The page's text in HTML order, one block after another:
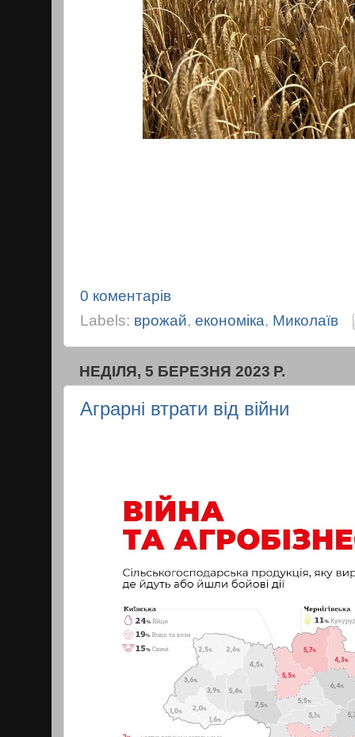
0 коментарів
Labels: врожай, економіка, Миколаїв
НЕДІЛЯ, 5 БЕРЕЗНЯ 2023 Р.
Аграрні втрати від війни